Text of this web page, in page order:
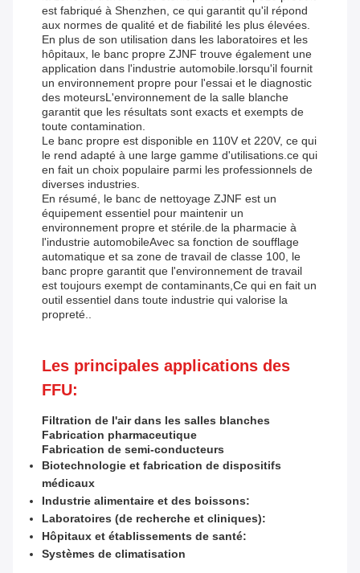
est fabriqué à Shenzhen, ce qui garantit qu'il répond
aux normes de qualité et de fiabilité les plus élevées.
En plus de son utilisation dans les laboratoires et les
hôpitaux, le banc propre ZJNF trouve également une
application dans l'industrie automobile.lorsqu'il fournit
un environnement propre pour l'essai et le diagnostic
des moteursL'environnement de la salle blanche
garantit que les résultats sont exacts et exempts de
toute contamination.
Le banc propre est disponible en 110V et 220V, ce qui
le rend adapté à une large gamme d'utilisations.ce qui
en fait un choix populaire parmi les professionnels de
diverses industries.
En résumé, le banc de nettoyage ZJNF est un
équipement essentiel pour maintenir un
environnement propre et stérile.de la pharmacie à
l'industrie automobileAvec sa fonction de soufflage
automatique et sa zone de travail de classe 100, le
banc propre garantit que l'environnement de travail
est toujours exempt de contaminants,Ce qui en fait un
outil essentiel dans toute industrie qui valorise la
propreté..
Les principales applications des
FFU:
Filtration de l'air dans les salles blanches
Fabrication pharmaceutique
Fabrication de semi-conducteurs
Biotechnologie et fabrication de dispositifs
médicaux
Industrie alimentaire et des boissons:
Laboratoires (de recherche et cliniques):
Hôpitaux et établissements de santé:
Systèmes de climatisation